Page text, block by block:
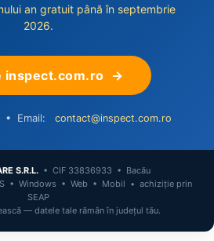
an gratuit până în septembrie
2026.
inspect.com.ro →
• Email: contact@inspect.com.ro
S.R.L. • CIF 33836933 • Bacău
• Windows • Web • Mobil • achiziție prin
SEAP
— datele tale rămân în județul tău.